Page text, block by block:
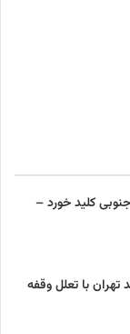
کلید خورد –
با تعلل وقفه